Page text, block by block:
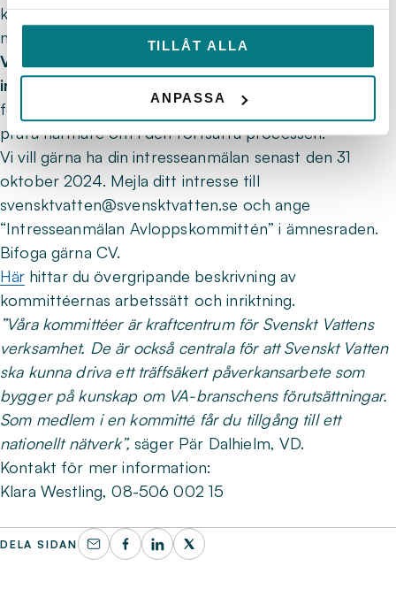
TILLÅT ALLA
ANPASSA
kostnader för resor och logi i samband med vissa
möten eller aktiviteter bekostas av Svenskt Vatten.
Vi vill verkligen uppmana att lämna
intresseanmälan
förutsättningar och upplägg. Det har vi chansen att
prata närmare om i den fortsatta processen.
Vi vill gärna ha din intresseanmälan senast den 31
oktober 2024. Mejla ditt intresse till
svensktvatten@svensktvatten.se och ange
“Intresseanmälan Avloppskommittén” i ämnesraden.
Bifoga gärna CV.
Härhittar du övergripande beskrivning av
kommittéernas arbetssätt och inriktning.
”Våra kommittéer är kraftcentrum för Svenskt Vattens
verksamhet. De är också centrala för att Svenskt Vatten
ska kunna driva ett träffsäkert påverkansarbete som
bygger på kunskap om VA-branschens förutsättningar.
Som medlem i en kommitté får du tillgång till ett
nationellt nätverk”,säger Pär Dalhielm, VD.
Kontakt för mer information:
Klara Westling, 08-506 002 15
DELA SIDAN